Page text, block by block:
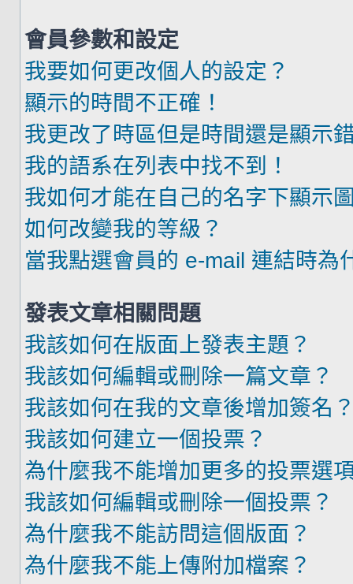
會員參數和設定
我要如何更改個人的設定？
顯示的時間不正確！
我更改了時區但是時間還是顯示
我的語系在列表中找不到！
我如何才能在自己的名字下顯示
如何改變我的等級？
當我點選會員的 e-mail 連結時為
發表文章相關問題
我該如何在版面上發表主題？
我該如何編輯或刪除一篇文章？
我該如何在我的文章後增加簽名
我該如何建立一個投票？
為什麼我不能增加更多的投票選
我該如何編輯或刪除一個投票？
為什麼我不能訪問這個版面？
為什麼我不能上傳附加檔案？